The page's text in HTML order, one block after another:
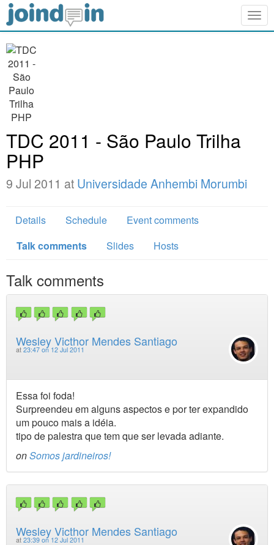
TDC 2011 - São Paulo Trilha
PHP
9 Jul 2011 at Universidade Anhembi Morumbi
Details Schedule
Event comments
Talk comments
Slides Hosts
Talk comments
Wesley Victhor Mendes Santiago
at 23:47 on 12 Jul 2011
Essa foi foda!
Surpreendeu em alguns aspectos e por ter expandido
um pouco mais a idéia.
tipo de palestra que tem que ser levada adiante.
onSomos jardineiros!
Wesley Victhor Mendes Santiago
at 23:39 on 12 Jul 2011